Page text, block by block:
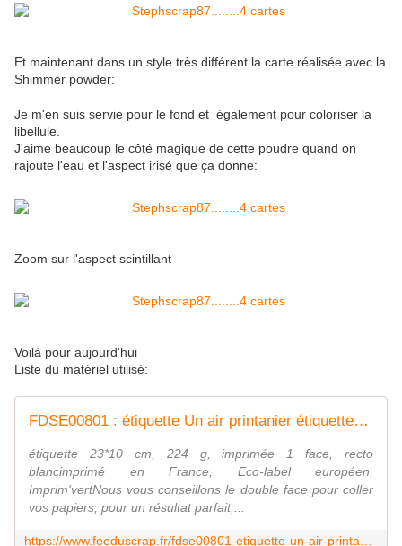
Et maintenant dans un style très différent la carte réalisée avec la
Shimmer powder:
Je m'en suis servie pour le fond et également pour coloriser la
libellule.
J'aime beaucoup le côté magique de cette poudre quand on
rajoute l'eau et l'aspect irisé que ça donne:
Zoom sur l'aspect scintillant
Voilà pour aujourd'hui
Liste du matériel utilisé:
FDSE00801 : étiquette Un air printanier étiquettes rectan FEE DU SCRAP
étiquette 23*10 cm, 224 g, imprimée 1 face, recto
blancimprimé en France, Eco-label européen,
Imprim'vertNous vous conseillons le double face pour coller
vos papiers, pour un résultat parfait,...